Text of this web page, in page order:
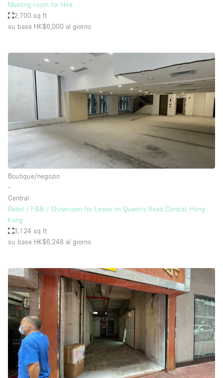
Meeting room for Hire
2,700 sq ft
su base HK$6,000 al giorno
Boutique/negozio
∙
Central
Retail / F&B / Showroom for Lease on Queen's Road Central, Hong
Kong
3,124 sq ft
su base HK$6,248 al giorno